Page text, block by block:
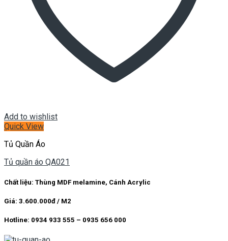
Add to wishlist
Quick View
Tủ Quần Áo
Tủ quần áo QA021
Chất liệu: Thùng MDF melamine, Cánh Acrylic
Giá: 3.600.000đ / M2
Hotline: 0934 933 555 – 0935 656 000